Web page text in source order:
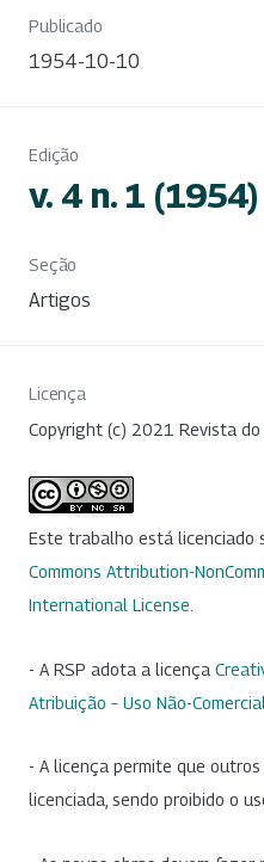
Publicado
1954-10-10
Edição
v. 4 n. 1 (1954)
Seção
Artigos
Licença
Copyright (c) 2021 Revista do
Este trabalho está licenciado
Commons Attribution-
International License
- A RSP adota a licença
Atribuição – Uso Não-Comercial
- A licença permite que
licenciada, sendo proibido o